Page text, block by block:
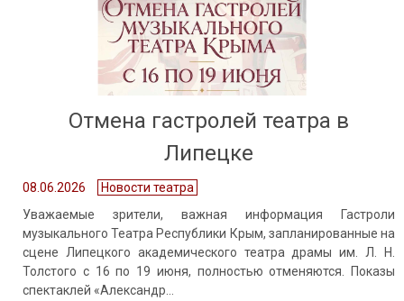
Отмена гастролей театра в
Липецке
08.06.2026
Новости театра
Уважаемые зрители, важная информация Гастроли
музыкального Театра Республики Крым, запланированные на
сцене Липецкого академического театра драмы им. Л. Н.
Толстого с 16 по 19 июня, полностью отменяются. Показы
спектаклей «Александр…